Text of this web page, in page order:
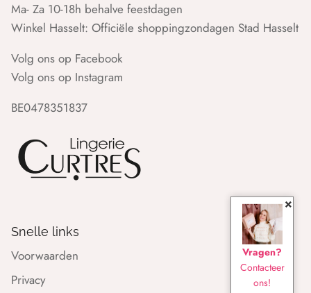
×
Vragen?
Contacteer
ons!
Ma- Za 10-18h behalve feestdagen
Winkel Hasselt: Officiële shoppingzondagen Stad Hasselt
Volg ons op Facebook
Volg ons op Instagram
BE0478351837
Snelle links
Voorwaarden
Privacy